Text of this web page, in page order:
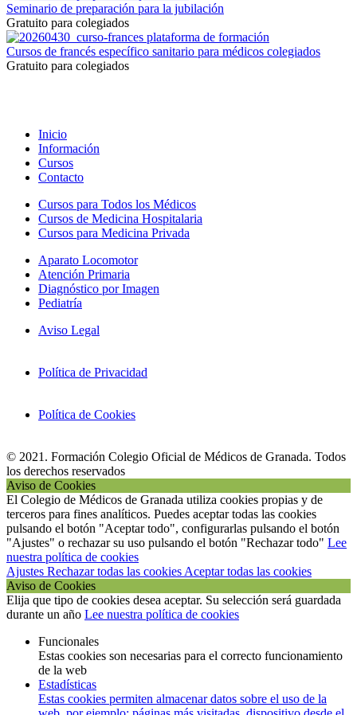
Seminario de preparación para la jubilación
Gratuito para colegiados
Cursos de francés específico sanitario para médicos colegiados
Gratuito para colegiados
Inicio
Información
Cursos
Contacto
Cursos para Todos los Médicos
Cursos de Medicina Hospitalaria
Cursos para Medicina Privada
Aparato Locomotor
Atención Primaria
Diagnóstico por Imagen
Pediatría
Aviso Legal
Política de Privacidad
Política de Cookies
© 2021. Formación Colegio Oficial de Médicos de Granada. Todos
los derechos reservados
Aviso de Cookies
El Colegio de Médicos de Granada utiliza cookies propias y de
terceros para fines analíticos. Puedes aceptar todas las cookies
pulsando el botón "Aceptar todo", configurarlas pulsando el botón
"Ajustes" o rechazar su uso pulsando el botón "Rechazar todo" Lee
nuestra política de cookies
Ajustes Rechazar todas las cookies Aceptar todas las cookies
Aviso de Cookies
Elija que tipo de cookies desea aceptar. Su selección será guardada
durante un año Lee nuestra política de cookies
Funcionales
Estas cookies son necesarias para el correcto funcionamiento
de la web
Estadísticas
Estas cookies permiten almacenar datos sobre el uso de la